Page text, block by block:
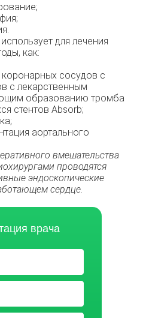
для лечения
как:
коронарных сосудов с
с лекарственным
образованию тромба
стентов Absorb;
аортального
вмешательства
проводятся
эндоскопические
сердце.
врача